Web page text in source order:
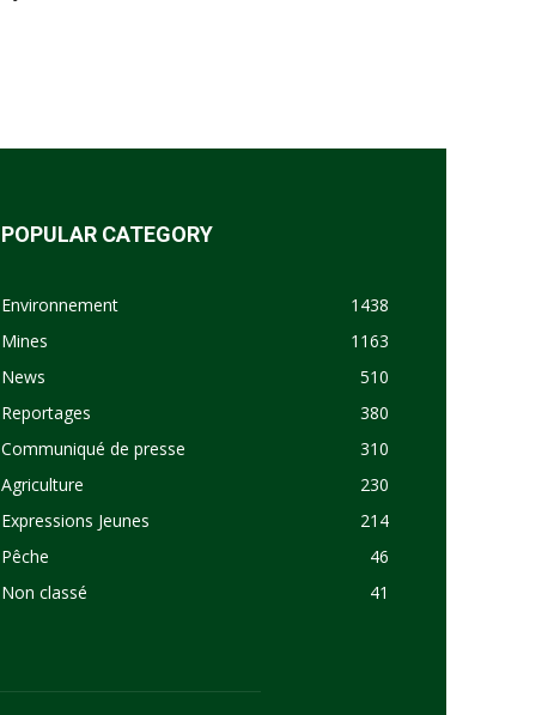
POPULAR CATEGORY
Environnement
1438
Mines
1163
News
510
Reportages
380
Communiqué de presse
310
Agriculture
230
Expressions Jeunes
214
Pêche
46
Non classé
41